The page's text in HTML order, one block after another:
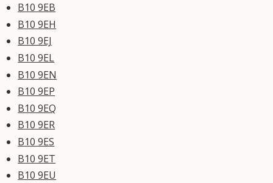
B10 9EB
B10 9EH
B10 9EJ
B10 9EL
B10 9EN
B10 9EP
B10 9EQ
B10 9ER
B10 9ES
B10 9ET
B10 9EU